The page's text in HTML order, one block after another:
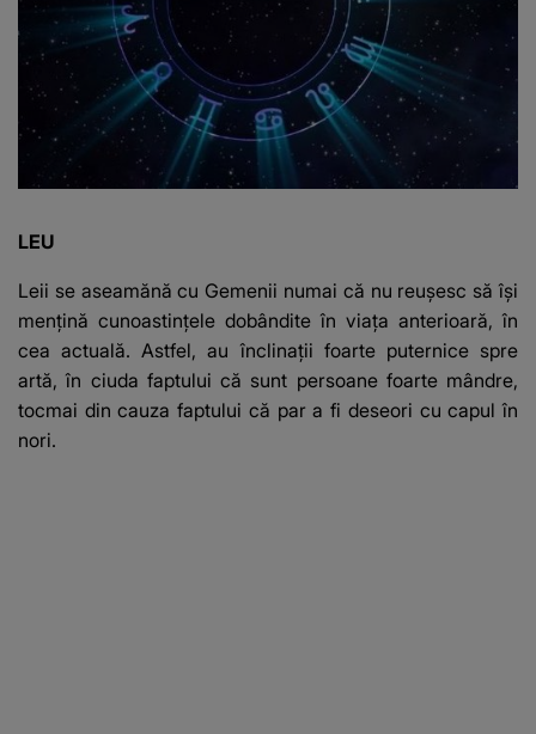
LEU
Leii se aseamănă cu Gemenii numai că nu reuşesc să îşi
menţină cunoastinţele dobândite în viaţa anterioară, în
cea actuală. Astfel, au înclinaţii foarte puternice spre
artă, în ciuda faptului că sunt persoane foarte mândre,
tocmai din cauza faptului că par a fi deseori cu capul în
nori.